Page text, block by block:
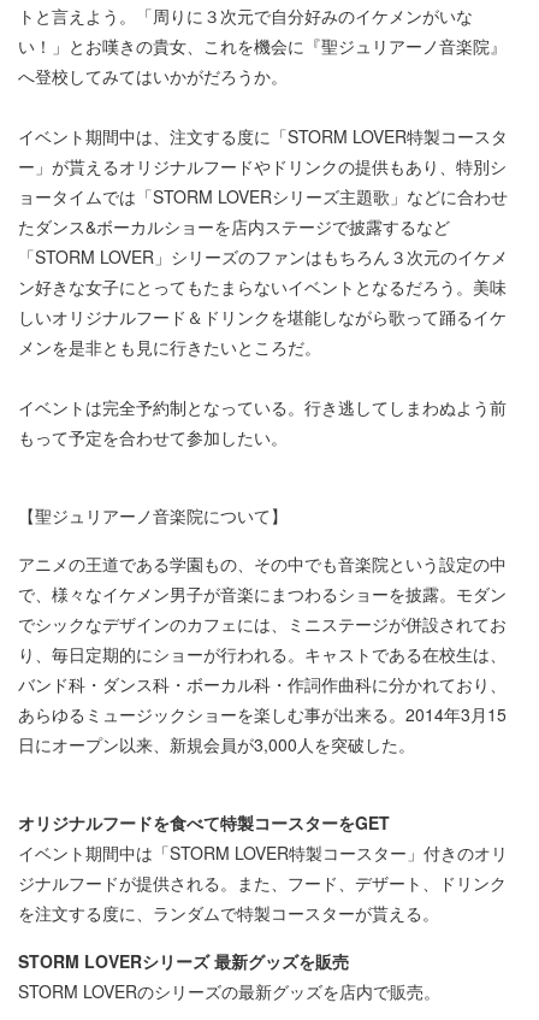
トと言えよう。「周りに３次元で自分好みのイケメンがいな
い！」とお嘆きの貴女、これを機会に『聖ジュリアーノ音楽院』
へ登校してみてはいかがだろうか。
イベント期間中は、注文する度に「STORM LOVER特製コースタ
ー」が貰えるオリジナルフードやドリンクの提供もあり、特別シ
ョータイムでは「STORM LOVERシリーズ主題歌」などに合わせ
たダンス&ボーカルショーを店内ステージで披露するなど
「STORM LOVER」シリーズのファンはもちろん３次元のイケメ
ン好きな女子にとってもたまらないイベントとなるだろう。美味
しいオリジナルフード＆ドリンクを堪能しながら歌って踊るイケ
メンを是非とも見に行きたいところだ。
イベントは完全予約制となっている。行き逃してしまわぬよう前
もって予定を合わせて参加したい。
【聖ジュリアーノ音楽院について】
アニメの王道である学園もの、その中でも音楽院という設定の中
で、様々なイケメン男子が音楽にまつわるショーを披露。モダン
でシックなデザインのカフェには、ミニステージが併設されてお
り、毎日定期的にショーが行われる。キャストである在校生は、
バンド科・ダンス科・ボーカル科・作詞作曲科に分かれており、
あらゆるミュージックショーを楽しむ事が出来る。2014年3月15
日にオープン以来、新規会員が3,000人を突破した。
オリジナルフードを食べて特製コースターをGET
イベント期間中は「STORM LOVER特製コースター」付きのオリ
ジナルフードが提供される。また、フード、デザート、ドリンク
を注文する度に、ランダムで特製コースターが貰える。
STORM LOVERシリーズ 最新グッズを販売
STORM LOVERのシリーズの最新グッズを店内で販売。